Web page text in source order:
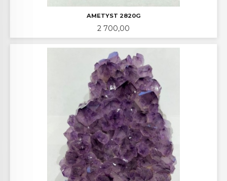
AMETYST 2820G
Pris
2 700,00